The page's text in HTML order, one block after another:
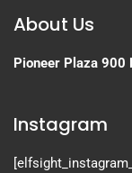
About Us
Pioneer Plaza 900
Instagram